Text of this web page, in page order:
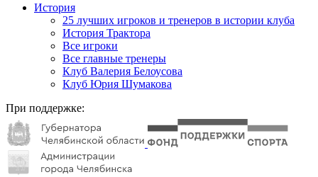
История
25 лучших игроков и тренеров в истории клуба
История Трактора
Все игроки
Все главные тренеры
Клуб Валерия Белоусова
Клуб Юрия Шумакова
При поддержке: